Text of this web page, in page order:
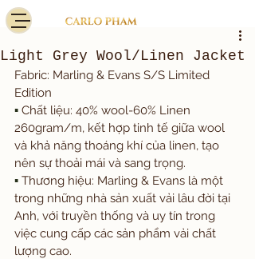
Light Grey Wool/Linen Jacket
Fabric: Marling & Evans S/S Limited
Edition
▪️ Chất liệu: 40% wool-60% Linen
260gram/m, kết hợp tinh tế giữa wool
và khả năng thoáng khí của linen, tạo
nên sự thoải mái và sang trọng.
▪️ Thương hiệu: Marling & Evans là một
trong những nhà sản xuất vải lâu đời tại
Anh, với truyền thống và uy tín trong
việc cung cấp các sản phẩm vải chất
lượng cao.